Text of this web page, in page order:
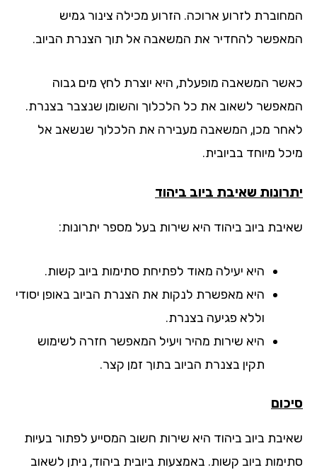
לזרוע ארוכה. הזרוע מכילה צינור גמיש
להחדיר את המשאבה אל תוך הצנרת הביוב.
המשאבה מופעלת, היא יוצרת לחץ מים גבוה
לשאוב את כל הלכלוך והשומן שנצבר בצנרת.
מכן, המשאבה מעבירה את הלכלוך שנשאב אל
מיוחד בביובית.
שאיבת ביוב ביהוד
ביוב ביהוד היא שירות בעל מספר יתרונות:
היא יעילה מאוד לפתיחת סתימות ביוב קשות.
היא מאפשרת לנקות את הצנרת הביוב באופן יסודי
וללא פגיעה בצנרת.
היא שירות מהיר ויעיל המאפשר חזרה לשימוש
תקין בצנרת הביוב בתוך זמן קצר.
ביוב ביהוד היא שירות חשוב המסייע לפתור בעיות
ביוב קשות. באמצעות ביובית ביהוד, ניתן לשאוב